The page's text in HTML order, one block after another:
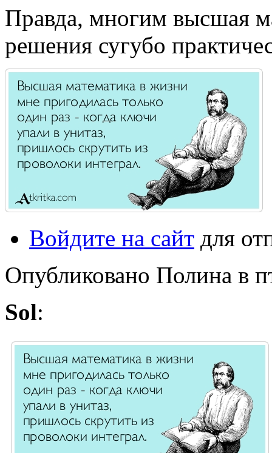
Правда, многим высшая
решения сугубо
Войдите на сайт для
Опубликовано Полина в
Sol: